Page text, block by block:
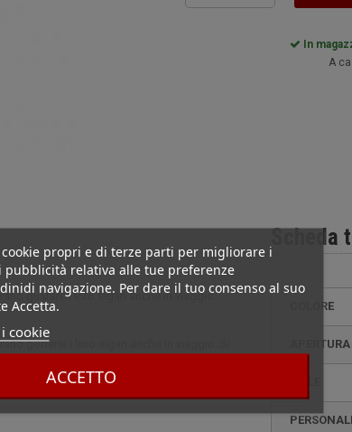
propri e di terze parti per migliorare i
relativa alle tue preferenze
navigazione. Per dare il tuo consenso al suo
Accetta.
cookie
ACCETTO
In
A
Scheda
COLORE
APERTURA
gustare i loro sigari anche in viaggio.
godersi i loro sigari anche in viaggio. Si
dalla testa del sigaro. Disponibile in molti